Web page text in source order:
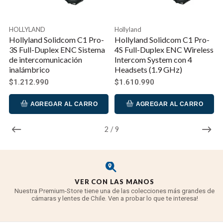
los oídos y una bolsa de transporte. Cuando se
transmite en el espectro de 1,9 GHz y utiliza la
tecnología probada DECT 6.0 para garantizar una
transmisión segura y confiable a un rango de línea de
visión de hasta 1100', lo que lo hace muy adecuado
para una variedad de aplicaciones, incluida la
producción de cine/TV, conciertos y eventos en vivo.
Para una comunicación clara en entornos ruidosos,
combina el micrófono direccional principal en la boca
del altavoz con un micrófono ambiental
omnidireccional secundario en el auricular para
2 / 9
HOLLYLAND
Hollyland Solidcom C1 Pro-
3S Full-Duplex ENC Sistema
de intercomunicación
inalámbrico
$1.212.990
AGREGAR AL CARRO
Hollyland
Hollyland Solidcom C1 Pro-
4S Full-Duplex ENC Wireless
Intercom System con 4
Headsets (1.9 GHz)
$1.610.990
AGREGAR AL CARRO
VER CON LAS MANOS
Nuestra Premium-Store tiene una de las colecciones más grandes de
cámaras y lentes de Chile. Ven a probar lo que te interesa!